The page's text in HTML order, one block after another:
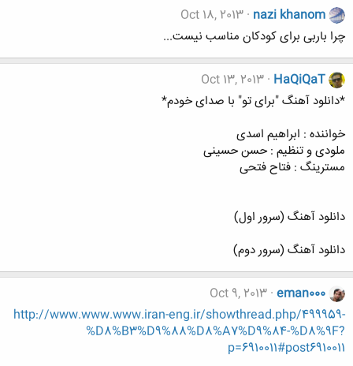
nazi khanom
Oct 18, 2013
چرا باربی برای کودکان مناسب نیست...
HaQiQaT
Oct 13, 2013
*دانلود آهنگ "برای تو" با صدای خودم*
خواننده : ابراهیم اسدی
ملودی و تنظیم : حسن حسینی
مسترینگ : فتاح فتحی
دانلود آهنگ (سرور اول)
دانلود آهنگ (سرور دوم)
eman000
Oct 9, 2013
http://www.www.www.iran-eng.ir/showthread.php/499959-
%D8%B3%D9%88%D8%A7%D9%84-%D8%9F?
p=6910011#post6910011